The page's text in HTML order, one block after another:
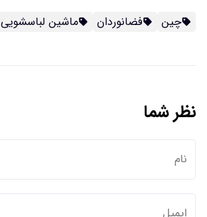
چین فضانوردان ماشین لباسشویی
نظر شما